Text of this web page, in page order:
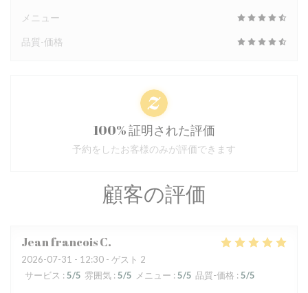
顧客の評価
Jean francoisC
2026-07-31 - 12:30 - ゲスト 2
サービス : 5/5 雰囲気 : 5/5 メニュー : 5/5 品質-価格 : 5/5
メニュー
品質-価格
100% 証明された評価
予約をしたお客様のみが評価できます